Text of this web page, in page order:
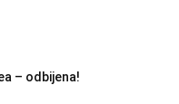
– odbijena!